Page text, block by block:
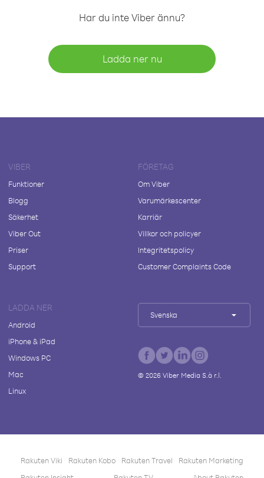
Har du inte Viber ännu?
Ladda ner nu
VIBER
Funktioner
Blogg
Säkerhet
Viber Out
Priser
Support
FÖRETAG
Om Viber
Varumärkescenter
Karriär
Villkor och policyer
Integritetspolicy
Customer Complaints Code
LADDA NER
Android
iPhone & iPad
Windows PC
Mac
Linux
Svenska
© 2026Viber Media S.à r.l.
Rakuten Viki Rakuten Kobo Rakuten Travel
Rakuten Marketing